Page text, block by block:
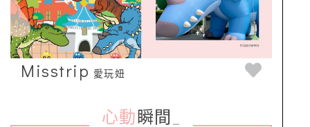
Misstrip 愛玩妞
心動 瞬間